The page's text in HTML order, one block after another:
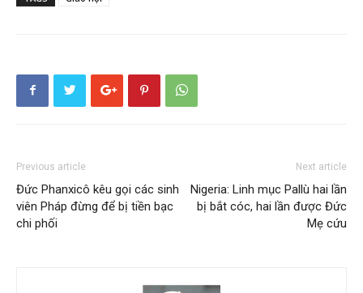
Previous article
Đức Phanxicô kêu gọi các sinh
viên Pháp đừng để bị tiền bạc
chi phối
Next article
Nigeria: Linh mục Pallù hai lần
bị bắt cóc, hai lần được Đức
Mẹ cứu